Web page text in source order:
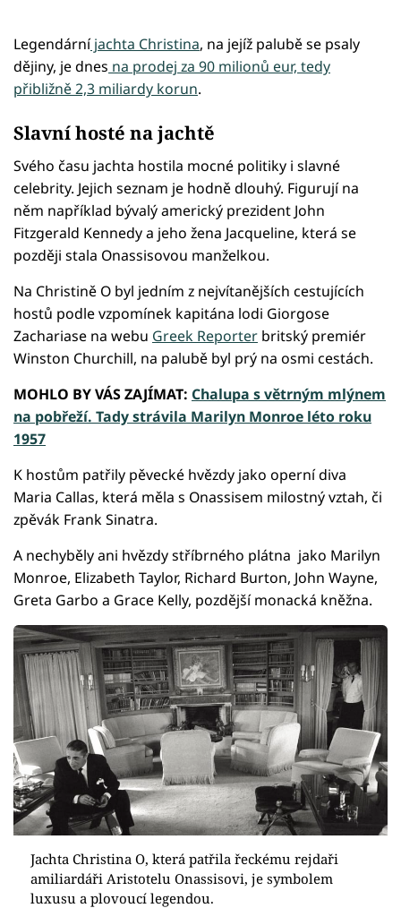
Legendárníjachta Christina, na jejíž palubě se psaly
dějiny, je dnes na prodej za 90 milionů eur, tedy
přibližně 2,3 miliardy korun.
Slavní hosté na jachtě
Svého času jachta hostila mocné politiky i slavné
celebrity. Jejich seznam je hodně dlouhý. Figurují na
něm například bývalý americký prezident John
Fitzgerald Kennedy a jeho žena Jacqueline, která se
později stala Onassisovou manželkou.
Na Christině O byl jedním z nejvítanějších cestujících
hostů podle vzpomínek kapitána lodi Giorgose
Zachariase na webu Greek Reporter britský premiér
Winston Churchill, na palubě byl prý na osmi cestách.
MOHLO BY VÁS ZAJÍMAT: Chalupa s větrným mlýnem
na pobřeží. Tady strávila Marilyn Monroe léto roku
1957
K hostům patřily pěvecké hvězdy jako operní diva
Maria Callas, která měla s Onassisem milostný vztah, či
zpěvák Frank Sinatra.
A nechyběly ani hvězdy stříbrného plátna jako Marilyn
Monroe, Elizabeth Taylor, Richard Burton, John Wayne,
Greta Garbo a Grace Kelly, pozdější monacká kněžna.
Jachta Christina O, která patřila řeckému rejdaři
amiliardáři Aristotelu Onassisovi, je symbolem
luxusu a plovoucí legendou.